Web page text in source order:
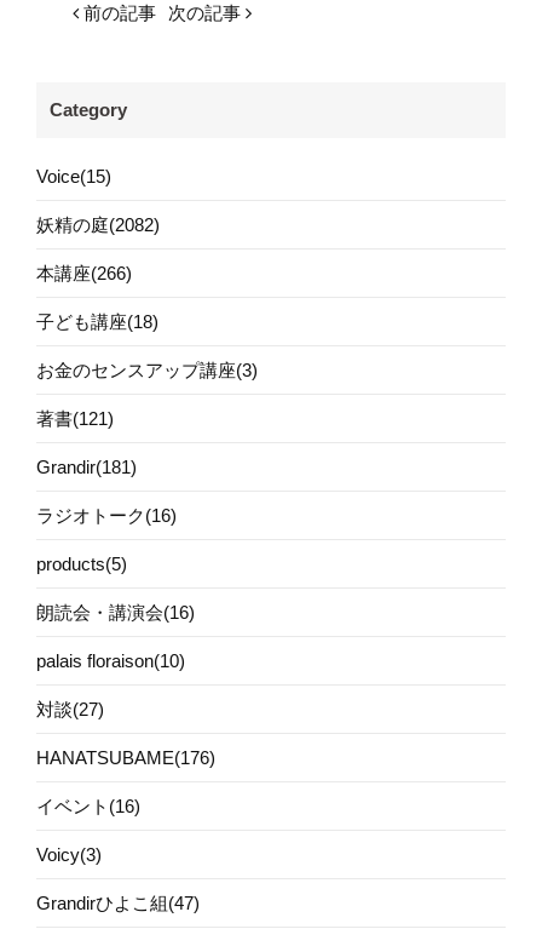
前の記事 次の記事
Category
Voice(15)
妖精の庭(2082)
本講座(266)
子ども講座(18)
お金のセンスアップ講座(3)
著書(121)
Grandir(181)
ラジオトーク(16)
products(5)
朗読会・講演会(16)
palais floraison(10)
対談(27)
HANATSUBAME(176)
イベント(16)
Voicy(3)
Grandirひよこ組(47)